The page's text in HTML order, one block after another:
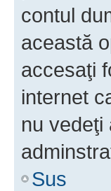
contul
această
accesaţi
internet
nu vedeţi
Sus